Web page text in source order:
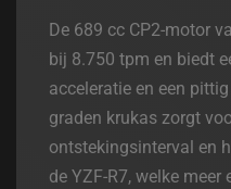
De 689 cc CP2-motor
bij 8.750 tpm en biedt
acceleratie en een
graden krukas zorgt
ontstekingsinterval en
de YZF-R7, welke